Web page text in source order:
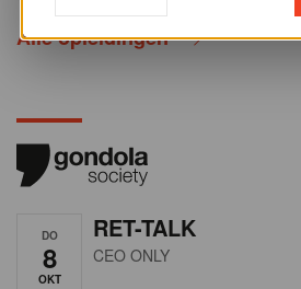
Alle opleidingen
DO
8
OKT
RET-TALK
CEO ONLY